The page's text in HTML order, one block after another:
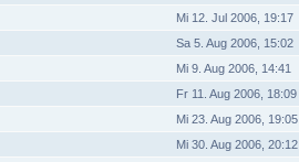
Mi 12. Jul 2006, 19:17
Sa 5. Aug 2006, 15:02
Mi 9. Aug 2006, 14:41
Fr 11. Aug 2006, 18:09
Mi 23. Aug 2006, 19:05
Mi 30. Aug 2006, 20:12